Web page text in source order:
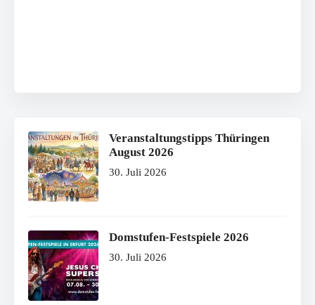
Veranstaltungstipps Thüringen
August 2026
30. Juli 2026
Domstufen-Festspiele 2026
30. Juli 2026